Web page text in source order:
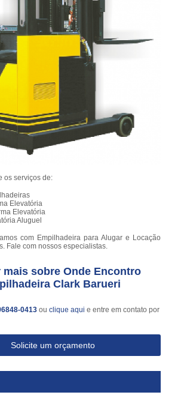
os serviços de:
Elevatória
Elevatória
Aluguel
com Empilhadeira para Alugar e Locação
Fale com nossos especialistas.
mais sobre Onde Encontro
Clark Barueri
0413 ou clique aqui e entre em contato por
Solicite um orçamento